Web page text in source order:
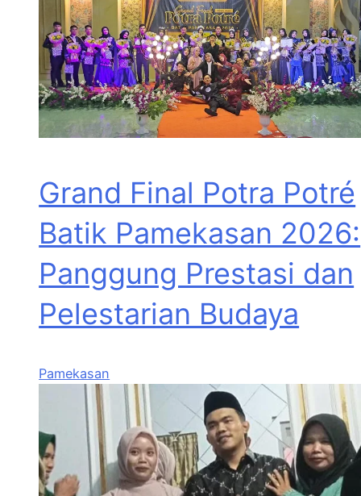
Grand Final Potra Potré
Batik Pamekasan 2026:
Panggung Prestasi dan
Pelestarian Budaya
Pamekasan